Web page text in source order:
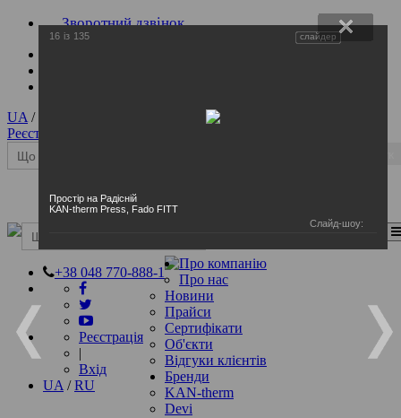
Зворотний дзвінок
UA /
Реєстрація
+38 048 770-888-1
Реєстрація
|
Вхід
UA /RU
Перемкнення навігації
Про компанію
Про нас
Новини
Прайси
Сертифікати
Об'єкти
Відгуки клієнтів
Бренди
KAN-therm
Devi
16 із 135 слайдер
Простір на Радісній
KAN-therm Press, Fado FITT
Слайд-шоу: